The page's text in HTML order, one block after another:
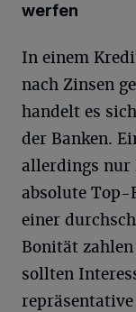
werfen
In einem
nach Zinsen
handelt es
der Banken.
allerdings nur
absolute Top-
einer
Bonität
sollten